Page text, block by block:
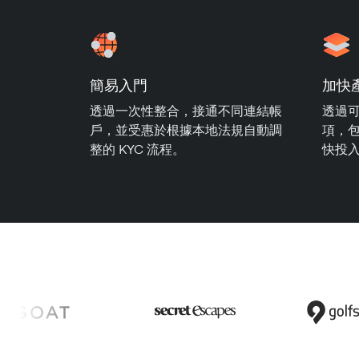
簡易入門
透過一次性整合，接通不同連結帳
戶，並受惠於根據本地法規自動調
整的 KYC 流程。
加快
透過
項，
快投